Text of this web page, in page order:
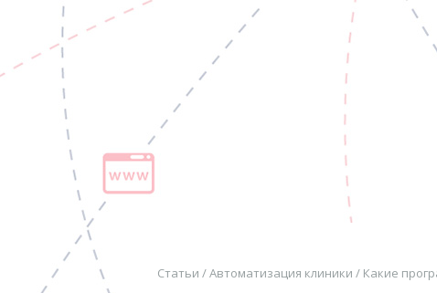
Статьи /Автоматизация клиники / Какие